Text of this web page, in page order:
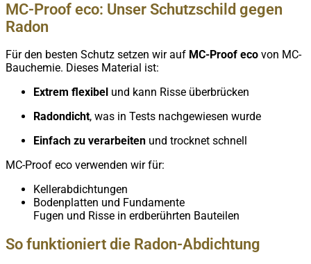
MC-Proof eco: Unser Schutzschild gegen
Radon
Für den besten Schutz setzen wir auf MC-Proof eco von MC-
Bauchemie. Dieses Material ist:
Extrem flexibel und kann Risse überbrücken
Radondicht, was in Tests nachgewiesen wurde
Einfach zu verarbeiten und trocknet schnell
MC-Proof eco verwenden wir für:
Kellerabdichtungen
Bodenplatten und Fundamente
Fugen und Risse in erdberührten Bauteilen
So funktioniert die Radon-Abdichtung